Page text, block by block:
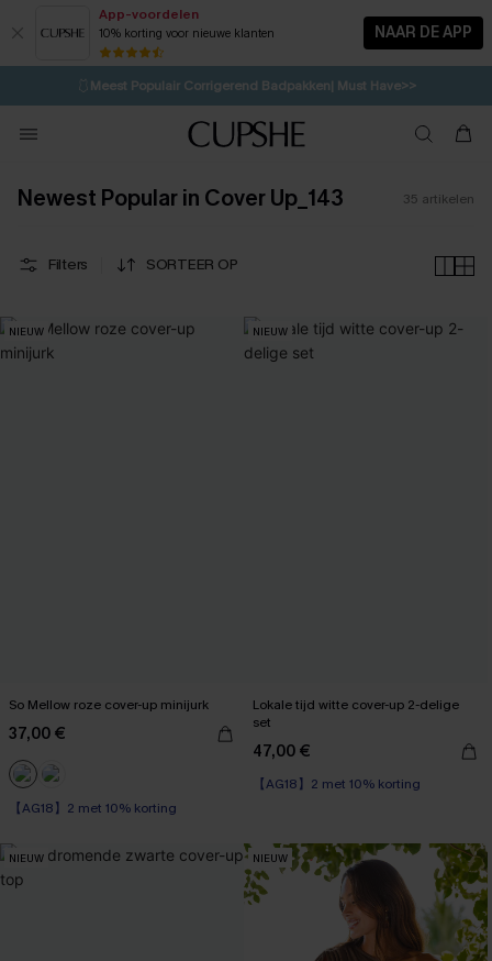
App-voordelen
10% korting voor nieuwe klanten NAAR DE APP
⚡️LAATSTE KANS | Tot 50% korting>>
🩱Meest Populair Corrigerend Badpakken| Must Have>>
💌Abonneer je & ontvang tot 15% korting>>
Koop 3, krijg 15% korting | CODE: SW15
Newest Popular in Cover Up_143 35 artikelen
Filters SORTEER OP
NIEUW
So Mellow roze cover-up minijurk
37,00 €
【AG18】2 met 10% korting
NIEUW
Lokale tijd witte cover-up 2-delige
set
47,00 €
【AG18】2 met 10% korting
NIEUW NIEUW